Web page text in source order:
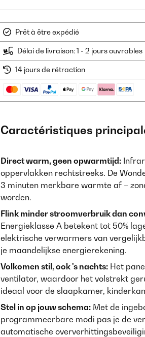
Prêt à être expédié
Délai de livraison: 1 - 2 jours ouvrables
14 jours de rétraction
Caractéristiques
Direct warm, geen opwarmtijd:
oppervlakken rechtstreeks. De
3 minuten merkbare warmte af –
worden.
Flink minder stroomverbruik dan
Energieklasse A betekent tot 50%
elektrische verwarmers van
je maandelijkse energierekening.
Volkomen stil, ook 's nachts: Het
ventilator, waardoor het volstrekt
ideaal voor de slaapkamer,
Stel in op jouw schema: Met de
programmeerbare modi pas je de
automatische